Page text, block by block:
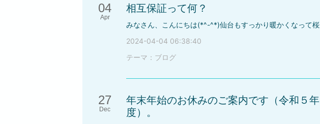
04
Apr
相互保証って何？
2024-04-04 06:38:40
テーマ： ブログ
27
Dec
年末年始のお休みのご案内です（令和５年
度）。